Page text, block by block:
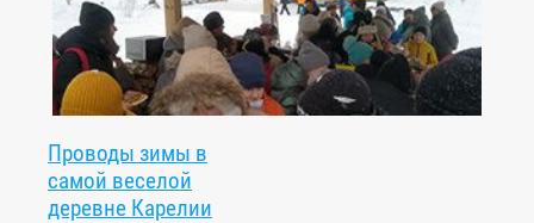
Проводы зимы в
самой веселой
деревне Карелии